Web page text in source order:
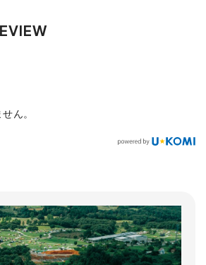
ん。